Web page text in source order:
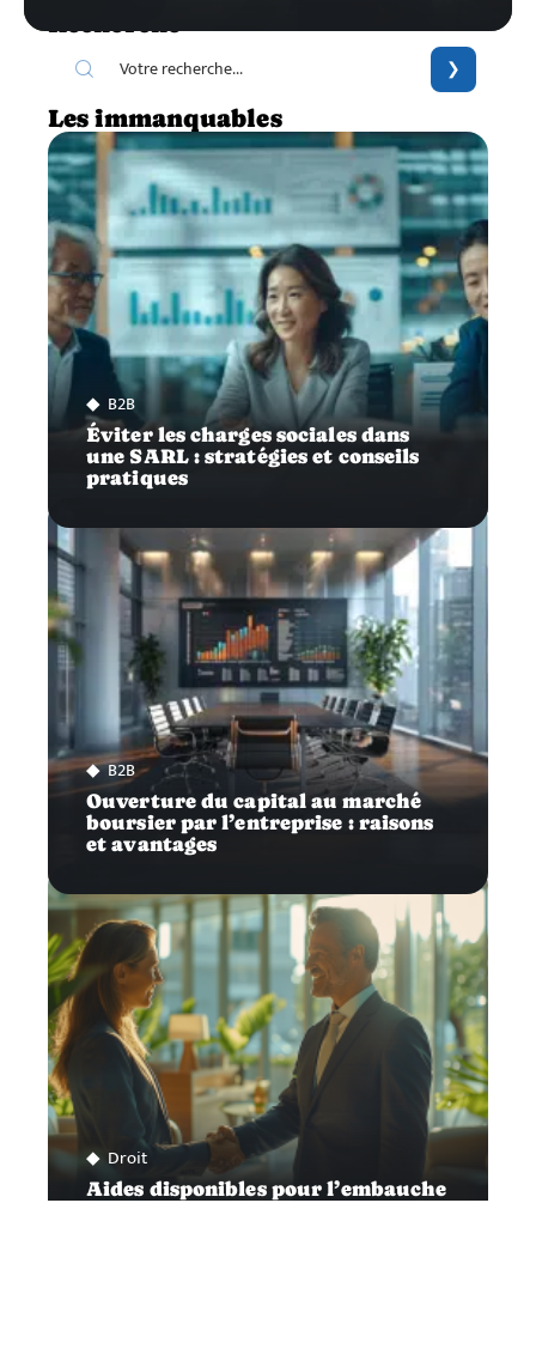
Les immanquables
B2B
Éviter les charges sociales dans
une SARL : stratégies et conseils
pratiques
B2B
Ouverture du capital au marché
boursier par l’entreprise : raisons
et avantages
Droit
Aides disponibles pour l’embauche